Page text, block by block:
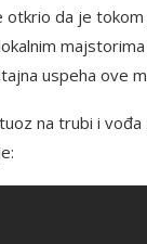
otkrio da je
uspeha ove
na trubi i vođa